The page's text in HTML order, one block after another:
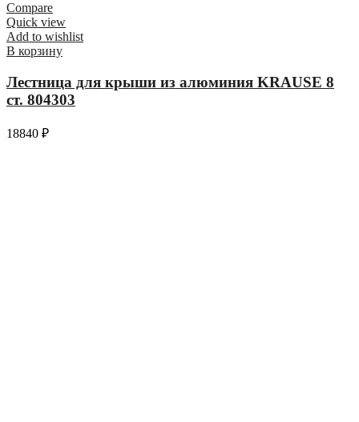
Compare
Quick view
Add to wishlist
В корзину
Лестница для крыши из алюминия KRAUSE 8
ст. 804303
18840 ₽